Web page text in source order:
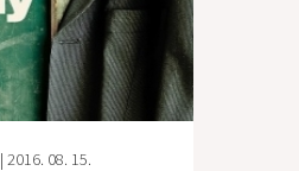
| 2016. 08. 15.